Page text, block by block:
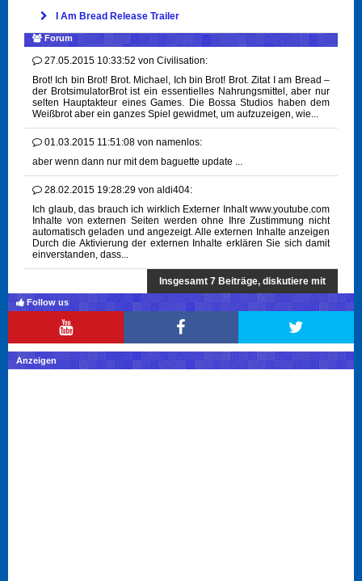
I Am Bread Release Trailer
Forum
27.05.2015 10:33:52 von Civilisation:
Brot! Ich bin Brot! Brot. Michael, Ich bin Brot! Brot. Zitat I am Bread –
der BrotsimulatorBrot ist ein essentielles Nahrungsmittel, aber nur
selten Hauptakteur eines Games. Die Bossa Studios haben dem
Weißbrot aber ein ganzes Spiel gewidmet, um aufzuzeigen, wie...
01.03.2015 11:51:08 von namenlos:
aber wenn dann nur mit dem baguette update ...
28.02.2015 19:28:29 von aldi404:
Ich glaub, das brauch ich wirklich Externer Inhalt www.youtube.com
Inhalte von externen Seiten werden ohne Ihre Zustimmung nicht
automatisch geladen und angezeigt. Alle externen Inhalte anzeigen
Durch die Aktivierung der externen Inhalte erklären Sie sich damit
einverstanden, dass...
Insgesamt 7 Beiträge, diskutiere mit
Follow us
Anzeigen